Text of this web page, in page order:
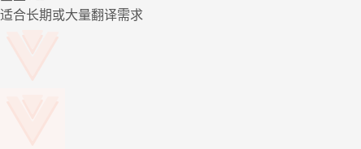
适合长期或大量翻译需求